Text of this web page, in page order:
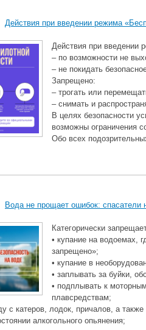
Действия при введении режима
Действия при введении
– по возможности не
– не покидать
Запрещено:
– трогать или
– снимать и
В целях безопасности
возможны ограничения
Обо всех
Вода не прощает ошибок: спасатели
Категорически
• купание на водоемах,
запрещено»;
• купание в
• заплывать за буйки,
• подплывать к
плавсредствам;
с катеров, лодок, причалов, а
алкогольного опьянения;